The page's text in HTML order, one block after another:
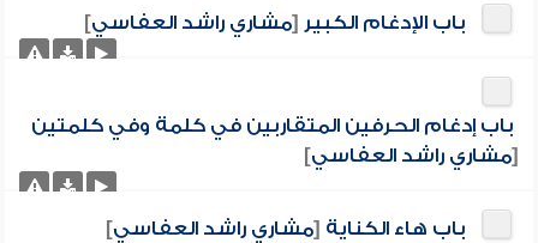
باب الإدغام الكبير [مشاري راشد العفاسي]
باب إدغام الحرفين المتقاربين في كلمة وفي كلمتين
[مشاري راشد العفاسي]
باب هاء الكناية [مشاري راشد العفاسي]